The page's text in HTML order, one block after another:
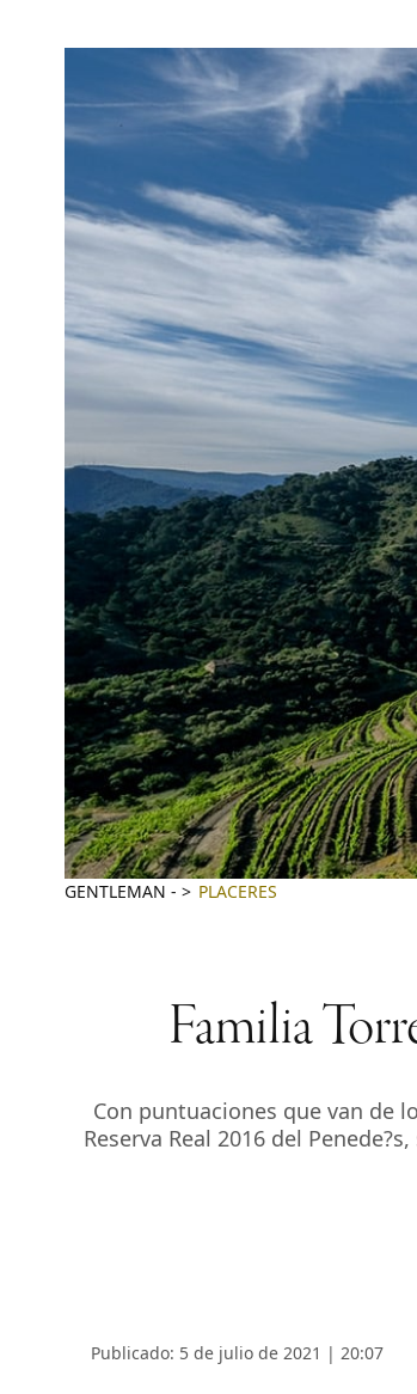
GENTLEMAN - PLACERES
Familia
Con puntuaciones que van de
Reserva Real 2016 del
Publicado: 5 de julio de 2021 | 20:07